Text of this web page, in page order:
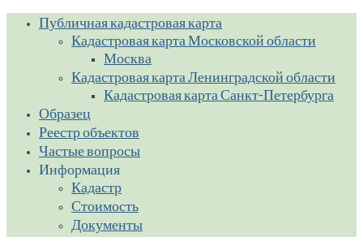
Публичная кадастровая карта
Кадастровая карта Московской области
Москва
Кадастровая карта Ленинградской области
Кадастровая карта Санкт-Петербурга
Образец
Реестр объектов
Частые вопросы
Информация
Кадастр
Стоимость
Документы